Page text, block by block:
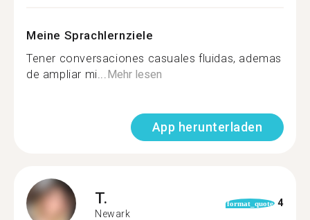
Meine Sprachlernziele
Tener conversaciones casuales fluidas, ademas
de ampliar mi... Mehr lesen
App herunterladen
T.
Newark
format_quote 4